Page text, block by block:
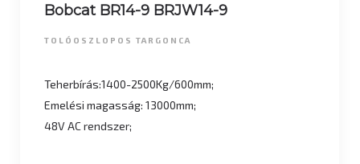
Bobcat BR14-9 BRJW14-9
TOLÓOSZLOPOS TARGONCA
Teherbírás:1400-2500Kg/600mm;
Emelési magasság: 13000mm;
48V AC rendszer;